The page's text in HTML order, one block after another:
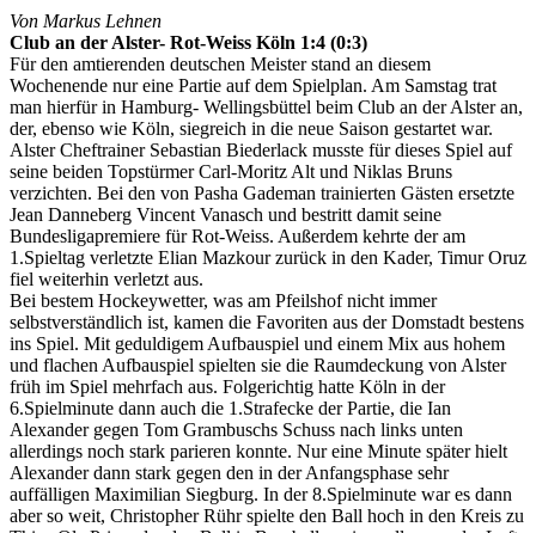
Von Markus Lehnen
Club an der Alster- Rot-Weiss Köln 1:4 (0:3)
Für den amtierenden deutschen Meister stand an diesem
Wochenende nur eine Partie auf dem Spielplan. Am Samstag trat
man hierfür in Hamburg- Wellingsbüttel beim Club an der Alster an,
der, ebenso wie Köln, siegreich in die neue Saison gestartet war.
Alster Cheftrainer Sebastian Biederlack musste für dieses Spiel auf
seine beiden Topstürmer Carl-Moritz Alt und Niklas Bruns
verzichten. Bei den von Pasha Gademan trainierten Gästen ersetzte
Jean Danneberg Vincent Vanasch und bestritt damit seine
Bundesligapremiere für Rot-Weiss. Außerdem kehrte der am
1.Spieltag verletzte Elian Mazkour zurück in den Kader, Timur Oruz
fiel weiterhin verletzt aus.
Bei bestem Hockeywetter, was am Pfeilshof nicht immer
selbstverständlich ist, kamen die Favoriten aus der Domstadt bestens
ins Spiel. Mit geduldigem Aufbauspiel und einem Mix aus hohem
und flachen Aufbauspiel spielten sie die Raumdeckung von Alster
früh im Spiel mehrfach aus. Folgerichtig hatte Köln in der
6.Spielminute dann auch die 1.Strafecke der Partie, die Ian
Alexander gegen Tom Grambuschs Schuss nach links unten
allerdings noch stark parieren konnte. Nur eine Minute später hielt
Alexander dann stark gegen den in der Anfangsphase sehr
auffälligen Maximilian Siegburg. In der 8.Spielminute war es dann
aber so weit, Christopher Rühr spielte den Ball hoch in den Kreis zu